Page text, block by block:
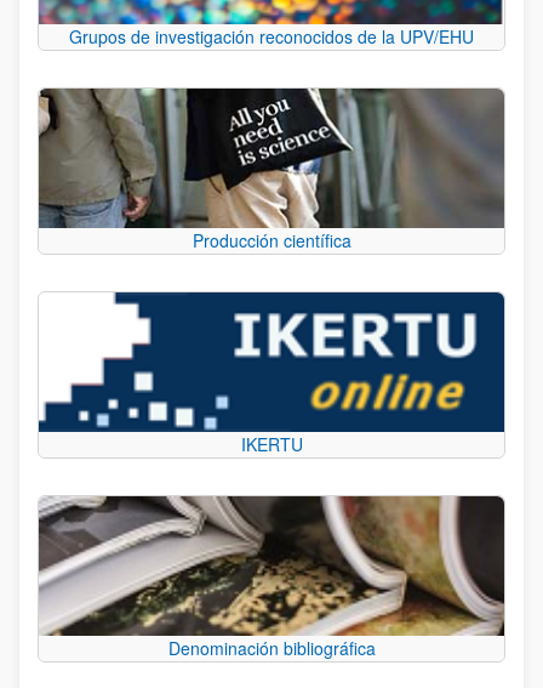
Grupos de investigación reconocidos de la UPV/EHU
Producción científica
IKERTU
Denominación bibliográfica